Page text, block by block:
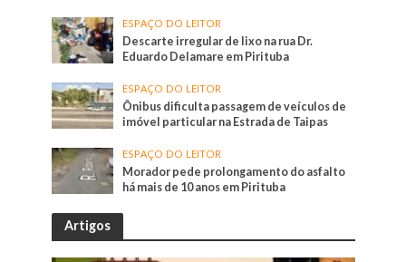
ESPAÇO DO LEITOR
Descarte irregular de lixo na rua Dr.
Eduardo Delamare em Pirituba
ESPAÇO DO LEITOR
Ônibus dificulta passagem de veículos de
imóvel particular na Estrada de Taipas
ESPAÇO DO LEITOR
Morador pede prolongamento do asfalto
há mais de 10 anos em Pirituba
Artigos